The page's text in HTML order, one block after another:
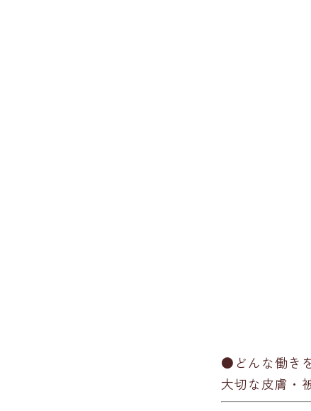
●どんな働き
大切な皮膚・